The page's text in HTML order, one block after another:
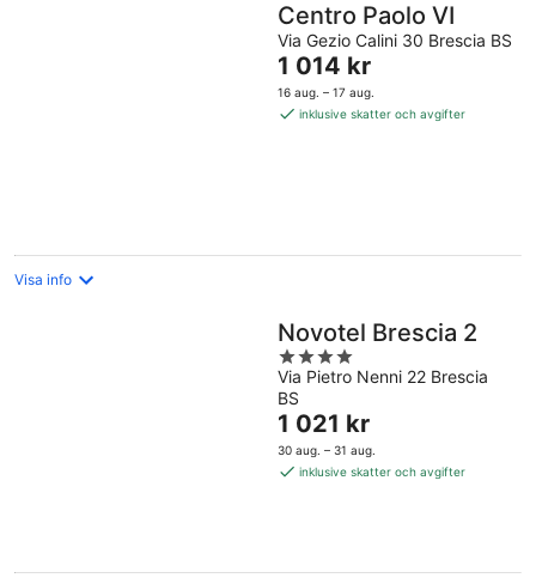
Centro Paolo VI
Via Gezio Calini 30 Brescia BS
Priset
är
1 014 kr
1 014 kr
16 aug. – 17 aug.
inklusive skatter och avgifter
Visa info
Novotel Brescia 2
4
out
of
5
Via Pietro Nenni 22 Brescia
BS
Priset
är
1 021 kr
1 021 kr
30 aug. – 31 aug.
inklusive skatter och avgifter